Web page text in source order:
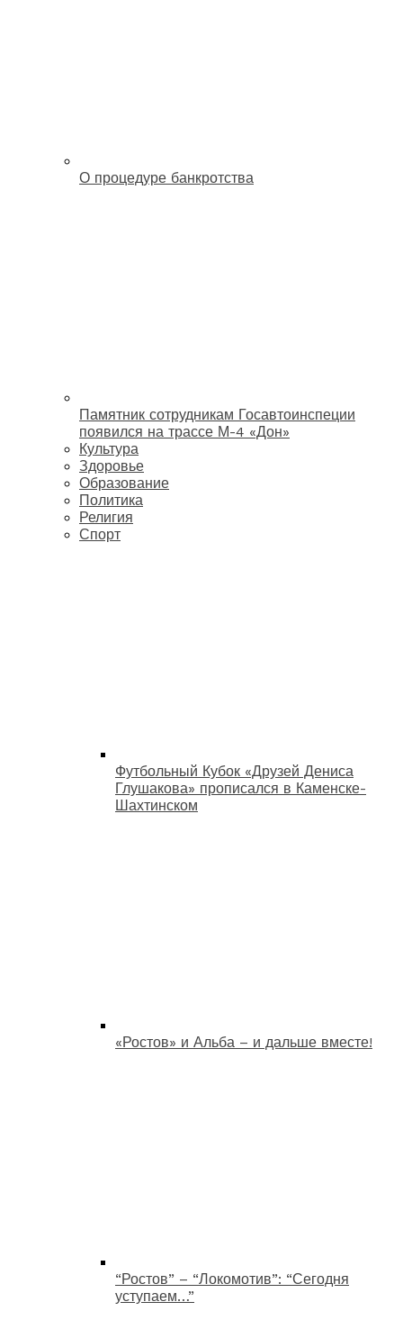
О процедуре банкротства
Памятник сотрудникам Госавтоинспеции
появился на трассе М-4 «Дон»
Культура
Здоровье
Образование
Политика
Религия
Спорт
Футбольный Кубок «Друзей Дениса
Глушакова» прописался в Каменске-
Шахтинском
«Ростов» и Альба – и дальше вместе!
“Ростов” – “Локомотив”: “Сегодня
уступаем…”